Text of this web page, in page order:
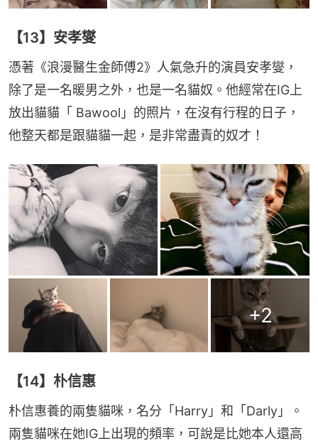
【13】安孝燮
憑著《浪漫醫生金師傅2》人氣急升的演員安孝燮，
除了是一名暖男之外，也是一名貓奴。他經常在IG上
放出貓貓「 Bawool」的照片，在沒有行程的日子，
他整天都是跟貓貓一起，是非常盡責的奴才！
+2
【14】朴信惠
朴信惠養的兩隻貓咪，名分「Harry」和「Darly」。
兩隻貓咪在她IG上出現的頻率，可說是比她本人還高